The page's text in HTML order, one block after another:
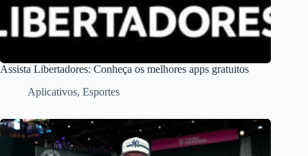
Assista Libertadores: Conheça os melhores apps gratuitos
Aplicativos, Esportes